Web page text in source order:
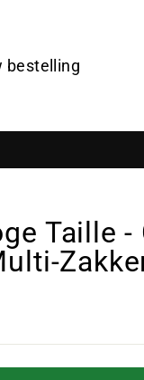
bestelling
Taille -